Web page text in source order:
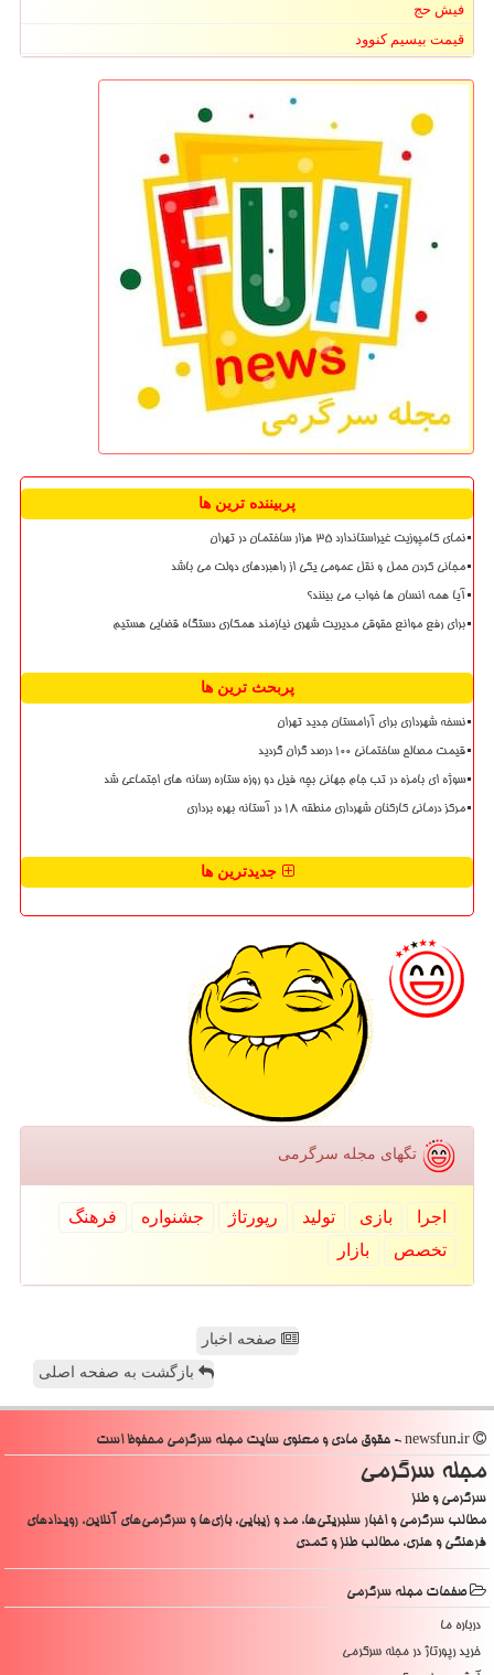
فیش حج
قیمت بیسیم کنوود
پربیننده ترین ها
نمای کامپوزیت غیراستاندارد ۳۵ هزار ساختمان در تهران
مجانی کردن حمل و نقل عمومی یکی از راهبردهای دولت می باشد
آیا همه انسان ها خواب می بینند؟
برای رفع موانع حقوقی مدیریت شهری نیازمند همکاری دستگاه قضایی هستیم
پربحث ترین ها
نسخه شهرداری برای آرامستان جدید تهران
قیمت مصالح ساختمانی ۱۰۰ درصد گران گردید
سوژه ای بامزه در تب جام جهانی بچه فیل دو روزه ستاره رسانه های اجتماعی شد
مرکز درمانی کارکنان شهرداری منطقه ۱۸ در آستانه بهره برداری
جدیدترین ها
تگهای مجله سرگرمی
اجرا بازی تولید رپورتاژ جشنواره
فرهنگ
تخصص
بازار
صفحه اخبار
بازگشت به صفحه اصلی
مجله سرگرمی
سرگرمی و طنز
مطالب سرگرمی و اخبار سلبریتی‌ها، مد و زیبایی، بازی‌ها و سرگرمی‌های آنلاین، رویدادهای
فرهنگی و هنری، مطالب طنز و کمدی
صفحات مجله سرگرمی
درباره ما
خرید رپورتاژ در مجله سرگرمی